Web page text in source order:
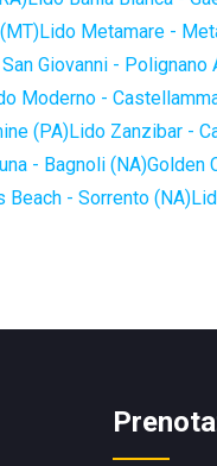
Lido Metamare -
Giovanni - Polignano
Moderno -
(PA)Lido Zanzibar -
- Bagnoli (NA)Golden
Beach - Sorrento (NA)